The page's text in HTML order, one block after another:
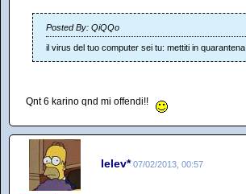
Posted By: QiQQo
il virus del tuo computer sei tu: mettiti in quarantena.
Qnt 6 karino qnd mi offendi!!
lelev* 07/02/2013, 00:57